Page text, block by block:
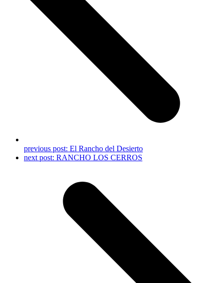
previous post: El Rancho del Desierto
next post: RANCHO LOS CERROS